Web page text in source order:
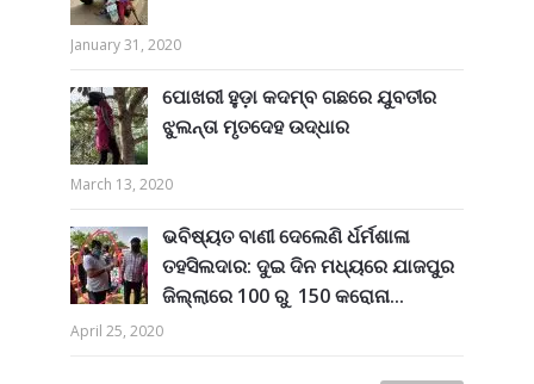
January 31, 2020
ପୋଖରୀ ହୁଡ଼ା କଦମ୍ବ ଗଛରେ ଯୁବତୀର
ଝୁଲନ୍ତା ମୃତଦେହ ଉଦ୍ଧାର
March 13, 2020
ଭବିଷ୍ୟତ ବାଣୀ ଦେଲେଣି ର୍ଧର୍ମଶାଳା
ତହସିଲଦାର: ଦୁଇ ଦିନ ମଧ୍ୟରେ ଯାଜପୁର
ଜିଲ୍ଲାରେ 100 ରୁ 150 କରୋନା...
April 25, 2020